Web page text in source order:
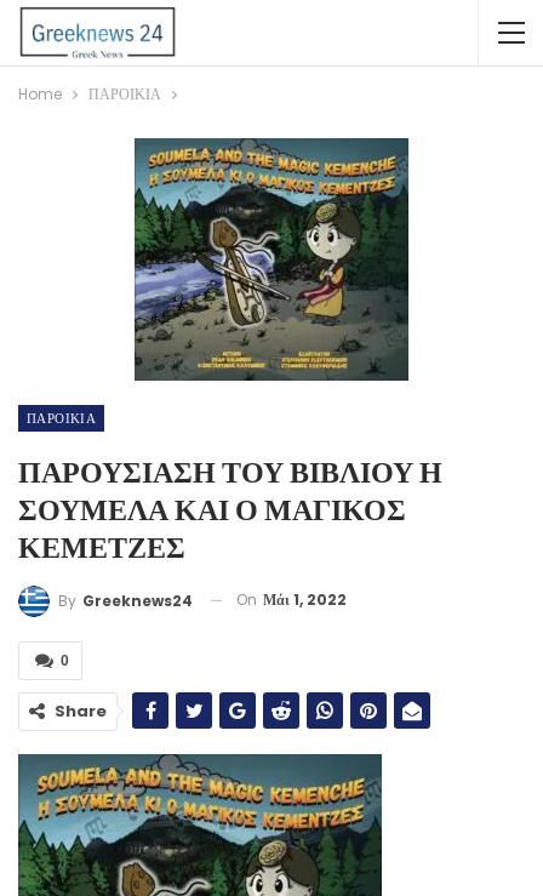
Home ΠΑΡΟΙΚΙΑ
ΠΑΡΟΙΚΙΑ
ΠΑΡΟΥΣΙΑΣΗ ΤΟΥ ΒΙΒΛΙΟΥ Η
ΣΟΥΜΕΛΑ ΚΑΙ Ο ΜΑΓΙΚΟΣ
ΚΕΜΕΤΖΕΣ
By Greeknews24 On Μάι 1, 2022
0
Share